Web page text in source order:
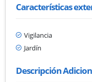
Características
Vigilancia
Jardín
Descripción